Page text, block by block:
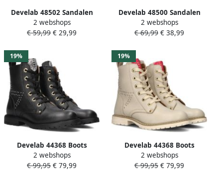
Develab 48502 Sandalen
Unisex Multi
2 webshops
€ 59,99 € 29,99
Develab 48500 Sandalen
Meisjes Roze
2 webshops
€ 69,99 € 38,99
19%
Develab 44368 Boots
Meisjes Zwart
2 webshops
€ 99,95 € 79,99
19%
Develab 44368 Boots
Meisjes Beige
2 webshops
€ 99,95 € 79,99